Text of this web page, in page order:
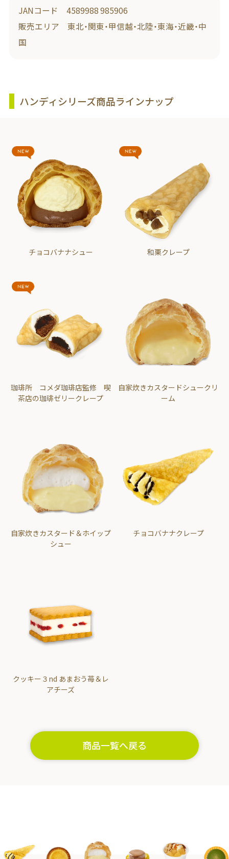
JANコード 4589988 985906
販売エリア 東北・関東・甲信越・北陸・東海・近畿・中
国
ハンディシリーズ商品ラインナップ
チョコバナナシュー 和栗クレープ
珈琲所 コメダ珈琲店監修 喫
茶店の珈琲ゼリークレープ
自家炊きカスタードシュークリ
ーム
自家炊きカスタード＆ホイップ
シュー
チョコバナナクレープ
クッキー３nd あまおう苺＆レ
アチーズ
商品一覧へ戻る